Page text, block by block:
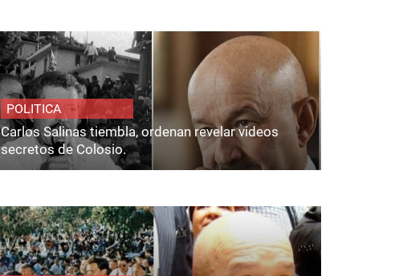
POLITICA
Carlos Salinas tiembla, ordenan revelar videos
secretos de Colosio.